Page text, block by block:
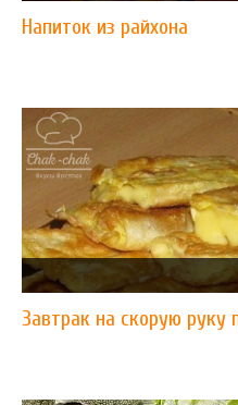
Напиток из райхона
Завтрак на скорую руку